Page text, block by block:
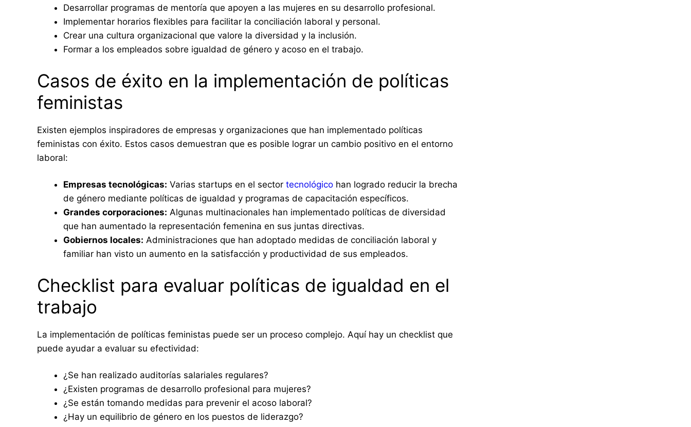
Desarrollar programas de mentoría que apoyen a las mujeres en su desarrollo profesional.
Implementar horarios flexibles para facilitar la conciliación laboral y personal.
Crear una cultura organizacional que valore la diversidad y la inclusión.
Formar a los empleados sobre igualdad de género y acoso en el trabajo.
Casos de éxito en la implementación de políticas
feministas
Existen ejemplos inspiradores de empresas y organizaciones que han implementado políticas
feministas con éxito. Estos casos demuestran que es posible lograr un cambio positivo en el entorno
laboral:
Empresas tecnológicas: Varias startups en el sector tecnológico han logrado reducir la brecha
de género mediante políticas de igualdad y programas de capacitación específicos.
Grandes corporaciones: Algunas multinacionales han implementado políticas de diversidad
que han aumentado la representación femenina en sus juntas directivas.
Gobiernos locales: Administraciones que han adoptado medidas de conciliación laboral y
familiar han visto un aumento en la satisfacción y productividad de sus empleados.
Checklist para evaluar políticas de igualdad en el
trabajo
La implementación de políticas feministas puede ser un proceso complejo. Aquí hay un checklist que
puede ayudar a evaluar su efectividad:
¿Se han realizado auditorías salariales regulares?
¿Existen programas de desarrollo profesional para mujeres?
¿Se están tomando medidas para prevenir el acoso laboral?
¿Hay un equilibrio de género en los puestos de liderazgo?